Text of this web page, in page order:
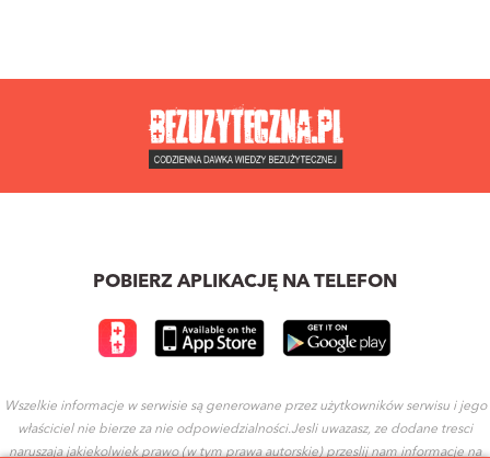
POBIERZ APLIKACJĘ NA TELEFON
Wszelkie informacje w serwisie są generowane przez użytkowników serwisu i jego
właściciel nie bierze za nie odpowiedzialności.Jesli uwazasz, ze dodane tresci
naruszaja jakiekolwiek prawo (w tym prawa autorskie) przeslij nam informacje na